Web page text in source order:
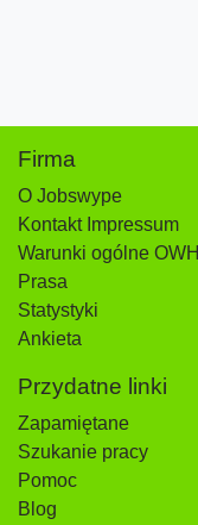
Firma
O Jobswype
Kontakt Impressum
Warunki ogólne OWH
Prasa
Statystyki
Ankieta
Przydatne linki
Zapamiętane
Szukanie pracy
Pomoc
Blog